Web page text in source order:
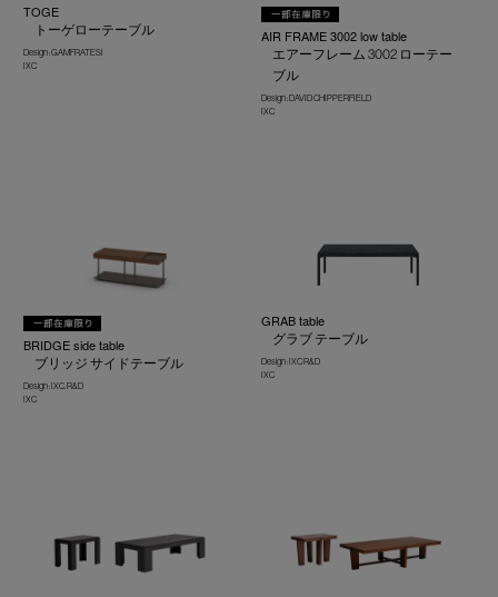
TOGE
トーゲローテーブル
Design : GAMFRATESI
IXC
AIR FRAME 3002 low table
エアーフレーム 3002 ローテー
ブル
Design : DAVID CHIPPERFIELD
IXC
BRIDGE side table
ブリッジ サイドテーブル
Design : IXC. R&D
IXC
GRAB table
グラブ テーブル
Design : IXC R&D
IXC